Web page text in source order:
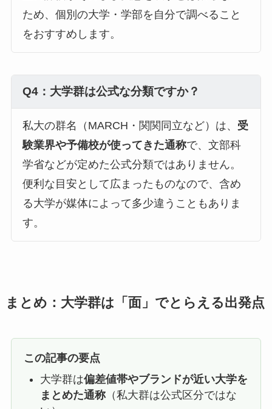
ため、個別の大学・学部を自分で調べること
をおすすめします。
Q4：大学群は公式な分類ですか？
私大の群名（MARCH・関関同立など）は、 受
験業界や予備校が使ってきた通称で、文部科
学省などが定めた公式分類ではありません。
便利な目安として広まったものなので、含め
る大学が媒体によって多少違うこともありま
す。
まとめ：大学群は「面」でとらえる出発点
この記事の要点
大学群は偏差値帯やブランドが近い大学を
まとめた通称（私大群は公式区分ではな